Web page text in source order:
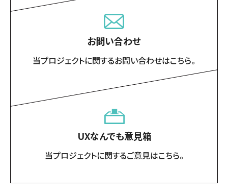
お問い合わせ
当プロジェクトに関するお問い合わせはこちら。
UXなんでも意見箱
当プロジェクトに関するご意見はこちら。